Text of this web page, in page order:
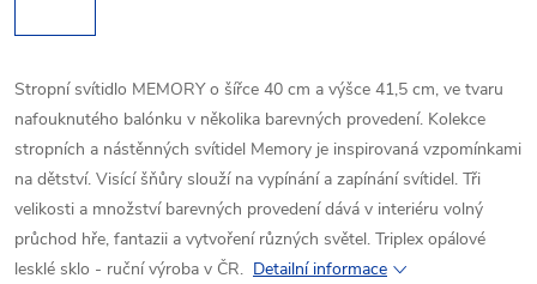
Stropní svítidlo MEMORY o šířce 40 cm a výšce 41,5 cm, ve tvaru
nafouknutého balónku v několika barevných provedení. Kolekce
stropních a nástěnných svítidel Memory je inspirovaná vzpomínkami
na dětství. Visící šňůry slouží na vypínání a zapínání svítidel. Tři
velikosti a množství barevných provedení dává v interiéru volný
průchod hře, fantazii a vytvoření různých světel. Triplex opálové
lesklé sklo - ruční výroba v ČR. Detailní informace